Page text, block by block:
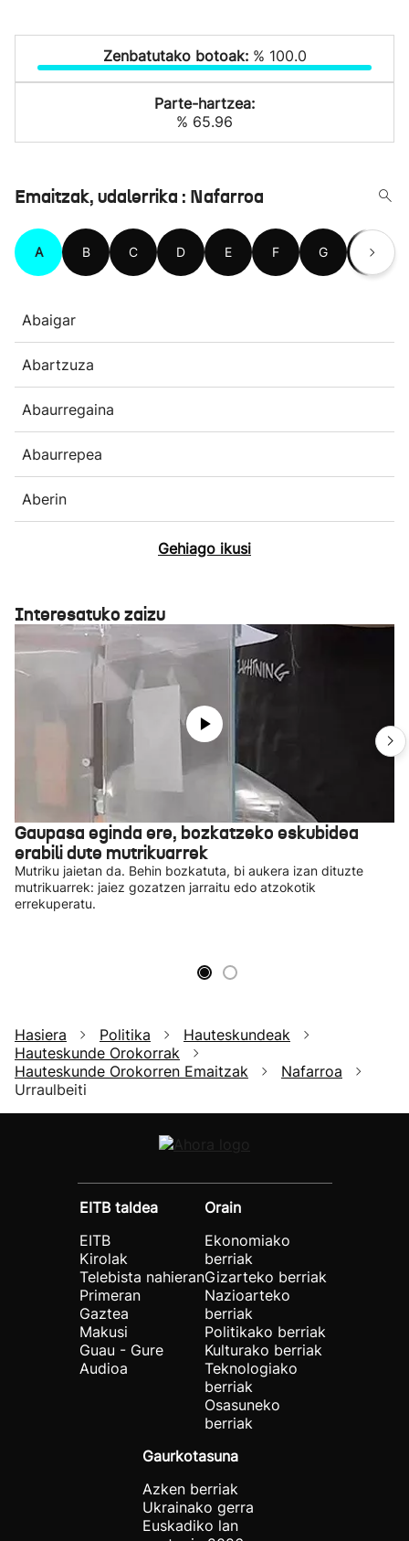
Zenbatutako botoak: % 100.0
Parte-hartzea:
% 65.96
Emaitzak, udalerrika : Nafarroa
A B C D E F G H
Abaigar
Abartzuza
Abaurregaina
Abaurrepea
Aberin
Gehiago ikusi
Interesatuko zaizu
Gaupasa eginda ere, bozkatzeko eskubidea
erabili dute mutrikuarrek
Mutriku jaietan da. Behin bozkatuta, bi aukera izan dituzte
mutrikuarrek: jaiez gozatzen jarraitu edo atzokotik
errekuperatu.
Hasiera Politika
Hauteskundeak
Hauteskunde Orokorrak
Hauteskunde Orokorren Emaitzak
Nafarroa
Urraulbeiti
EITB taldea
EITB
Kirolak
Telebista nahieran
Primeran
Gaztea
Makusi
Guau - Gure
Audioa
Orain
Ekonomiako
berriak
Gizarteko berriak
Nazioarteko
berriak
Politikako berriak
Kulturako berriak
Teknologiako
berriak
Osasuneko
berriak
Gaurkotasuna
Azken berriak
Ukrainako gerra
Euskadiko lan